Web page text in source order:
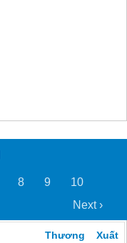
8 9
10
Next ›
Thương
Xuất